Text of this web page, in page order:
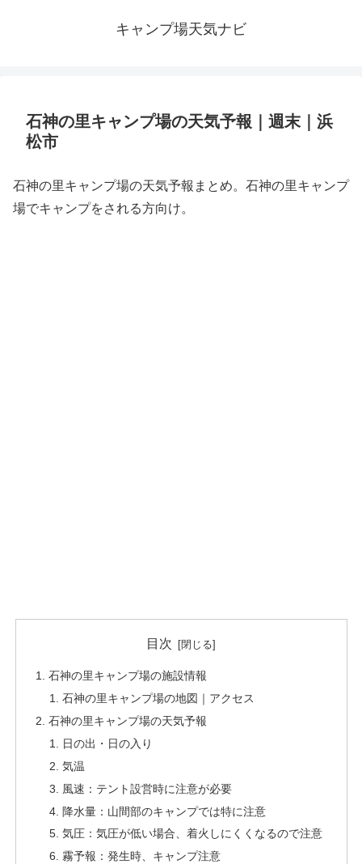
キャンプ場天気ナビ
石神の里キャンプ場の天気予報｜週末｜浜
松市
石神の里キャンプ場の天気予報まとめ。石神の里キャンプ
場でキャンプをされる方向け。
目次
石神の里キャンプ場の施設情報
石神の里キャンプ場の地図｜アクセス
石神の里キャンプ場の天気予報
日の出・日の入り
気温
風速：テント設営時に注意が必要
降水量：山間部のキャンプでは特に注意
気圧：気圧が低い場合、着火しにくくなるので注意
霧予報：発生時、キャンプ注意